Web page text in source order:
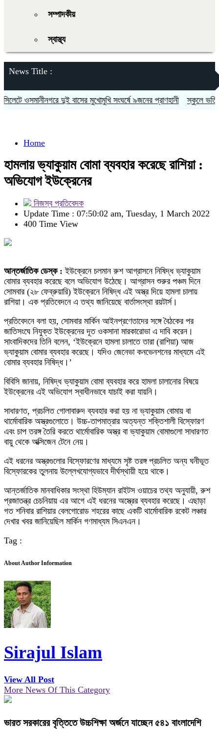
সম্পাদকীয়
স্বাস্থ্য
News Title :
ওসমানীনগরে দুই বাসের মুখোমুখি সংঘর্ষে ৯জনের প্রাণহানী স্কুলে ভর্তিতে
Home
হামলায় ভ্যাকুয়াম বোমা ব্যবহার করেছে রাশিয়া :
অভিযোগ ইউক্রেনের
নিজস্ব প্রতিবেদক
Update Time : 07:50:02 am, Tuesday, 1 March 2022
400 Time View
আন্তর্জাতিক ডেস্ক : ইউক্রেনে চলমান রুশ আগ্রাসনে নিষিদ্ধ ভ্যাকুয়াম
বোমার ব্যবহার করেছে বলে অভিযোগ উঠেছে। আগ্রাসন শুরুর পঞ্চম দিনে
সোমবার (২৮ ফেব্রুয়ারি) ইউক্রেনে নিষিদ্ধ এই অস্ত্র দিয়ে হামলা চালায়
রাশিয়া। এক প্রতিবেদনে এ তথ্য জানিয়েছে বার্তাসংস্থা রয়টার্স।
প্রতিবেদনে বলা হয়, সোমবার মার্কিন আইনপ্রণেতাদের সঙ্গে বৈঠকের পর
জাতিসংঘে নিযুক্ত ইউক্রেনের দূত ওকসানা মারকারোভা এ দাবি করেন।
সাংবাদিকদের তিনি বলেন, ‘ইউক্রেনে হামলা চালাতে তারা (রাশিয়া) আজ
ভ্যাকুয়াম বোমার ব্যবহার করেছে। যদিও জেনেভা কনভেনশনের মাধ্যমে এই
বোমার ব্যবহার নিষিদ্ধ।’
বিবিসি জানায়, নিষিদ্ধ ভ্যাকুয়াম বোমা ব্যবহার করে হামলা চালানোর বিষয়ে
ইউক্রেনের এই অভিযোগ স্বাধীনভাবে যাচাই করা যায়নি।
সাধারণত, প্রচলিত গোলাবারুদ ব্যবহার করা হয় না ভ্যাকুয়াম বোমায় বা
থার্মোবারিক অস্ত্রগুলোতে। উচ্চ-তাপমাত্রার অত্যন্ত শক্তিশালী বিস্ফোরণ
এবং চাপ তরঙ্গ তৈরি করতে থার্মোবারিক অস্ত্র বা ভ্যাকুয়াম বোমাগুলো সাধারণত
বায়ু থেকে অক্সিজেন টেনে নেয়।
এই ধরনের অস্ত্রগুলোর বিস্ফোরণের মাধ্যমে সৃষ্ট তরঙ্গ প্রচলিত অন্য ঘনীভূত
বিস্ফোরকের তুলনায় উল্লেখযোগ্যভাবে দীর্ঘস্থায়ী হয়ে থাকে।
আন্তর্জাতিক মানবাধিকার সংস্থা হিউম্যান রাইটস ওয়াচের তথ্য অনুযায়ী, রুশ
প্রজাতন্ত্র চেচনিয়ায় এর আগে এই ধরনের অস্ত্রের ব্যবহার করেছে। এছাড়া
গত শনিবার রাশিয়ার বেলগোরোড শহরের কাছে একটি থার্মোবারিক রকেট লঞ্চার
দেখার খবর জানিয়েছিল মার্কিন গণমাধ্যম সিএনএন।
Tag :
About Author Information
Sirajul Islam
View All Post
More News Of This Category
ভারত সরকারের বৃত্তিতে উচ্চশিক্ষা অর্জনে যাচ্ছেন ৫৪১ বাংলাদেশি